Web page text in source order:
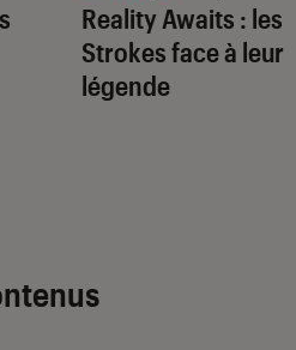
Reality Awaits : les
Strokes face à leur
légende